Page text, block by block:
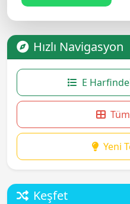
Hızlı Navigasyon
E
Yeni
Keşfet